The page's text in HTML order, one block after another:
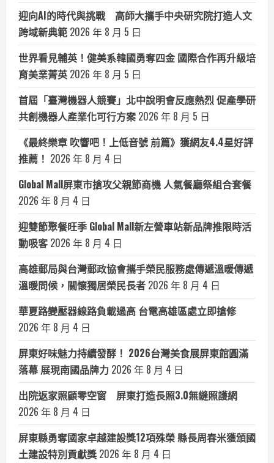
迎向AI的時代與挑戰 高師大攜手中央研究院打造人文
跨域新典範 2026 年 8 月 5 日
世界看見輔英！健美系韓國勇奪四金 國際合作再升級培
育美業菁英 2026 年 8 月 5 日
首屆「臺灣機器人競賽」北中說明會反應熱烈 促產學研
共創機器人產業化可行方案 2026 年 8 月 5 日
《最終樂章 吹響吧！上低音號 前篇》獲網友4.4星好評
推薦！ 2026 年 8 月 4 日
Global Mall屏東市搶攻父親節商機 人氣餐廳祭組合套餐
2026 年 8 月 4 日
迎雙節聚餐旺季 Global Mall新左營車站新品牌推限時活
動吸客 2026 年 8 月 4 日
高雄郵局與台灣郵政協會攜手榮民服務處傳遞溫暖傳遞
溫暖問候，關懷獨居榮民長者 2026 年 8 月 4 日
華夏路變壓器線路負載過高 台電高雄區處立即搶修
2026 年 8 月 4 日
屏東好味魅力持續發酵！ 2026台灣美食展屏東館圓滿
落幕 展現南國品牌力 2026 年 8 月 4 日
出院返家照顧零空窗 屏東打造長照3.0無縫照護網
2026 年 8 月 4 日
屏東縣勇奪國家卓越建設獎12項殊榮 縣長周春米獲頒國
土建設特別貢獻獎 2026 年 8 月 4 日